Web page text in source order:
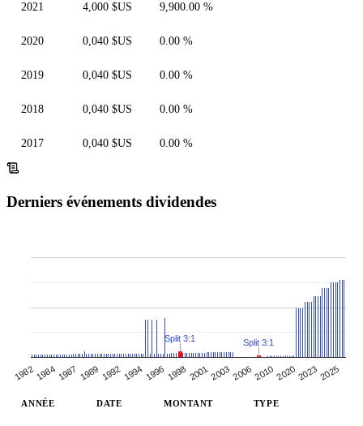
2021 4,000 $US 9,900.00 %
2020 0,040 $US 0.00 %
2019 0,040 $US 0.00 %
2018 0,040 $US 0.00 %
2017 0,040 $US 0.00 %
Derniers événements dividendes
19821984 1987 1989 1992 1994 1996 19982001200320062010202020232025
Split 3:1 Split 3:1
ANNÉE DATE MONTANT TYPE